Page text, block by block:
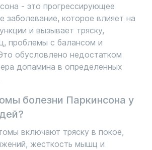
- это прогрессирующее
заболевание, которое влияет на
и вызывает тряску,
проблемы с балансом и
обусловлено недостатком
допамина в определенных
болезни Паркинсона у
включают тряску в покое,
жесткость мышц и